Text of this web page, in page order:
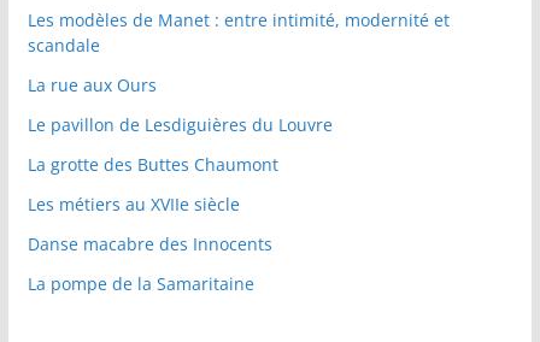
Les modèles de Manet : entre intimité, modernité et
scandale
La rue aux Ours
Le pavillon de Lesdiguières du Louvre
La grotte des Buttes Chaumont
Les métiers au XVIIe siècle
Danse macabre des Innocents
La pompe de la Samaritaine